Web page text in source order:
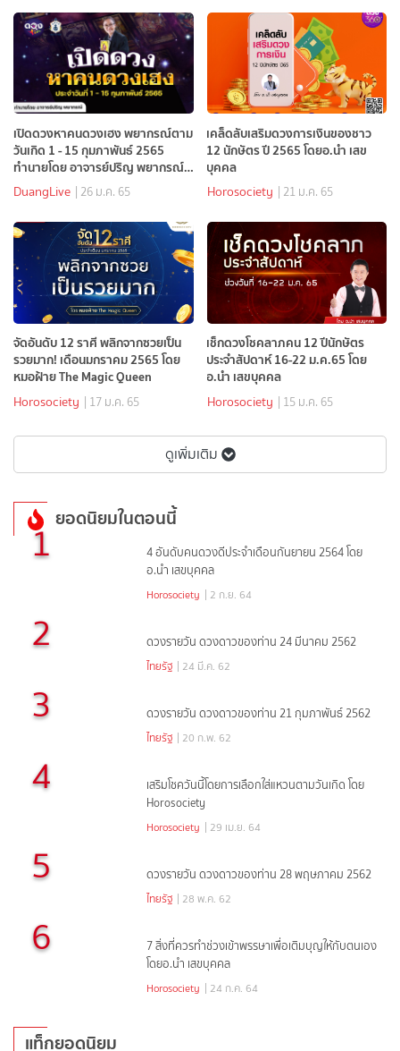
เปิดดวงหาคนดวงเฮง พยากรณ์ตาม
วันเกิด 1 - 15 กุมภาพันธ์ 2565
ทำนายโดย อาจารย์ปริญ พยากรณ์
แห่งดวงlive
DuangLive | 26 ม.ค. 65
เคล็ดลับเสริมดวงการเงินของชาว
12 นักษัตร ปี 2565 โดยอ.นำ เสข
บุคคล
Horosociety | 21 ม.ค. 65
จัดอันดับ 12 ราศี พลิกจากซวยเป็น
รวยมาก! เดือนมกราคม 2565 โดย
หมอฝ้าย The Magic Queen
Horosociety | 17 ม.ค. 65
เช็กดวงโชคลาภคน 12 ปีนักษัตร
ประจำสัปดาห์ 16-22 ม.ค.65 โดย
อ.นำ เสขบุคคล
Horosociety | 15 ม.ค. 65
ดูเพิ่มเติม
ยอดนิยมในตอนนี้
1
4 อันดับคนดวงดีประจำเดือนกันยายน 2564 โดย
อ.นำ เสขบุคคล
Horosociety | 2 ก.ย. 64
2 ดวงรายวัน ดวงดาวของท่าน 24 มีนาคม 2562
ไทยรัฐ | 24 มี.ค. 62
3 ดวงรายวัน ดวงดาวของท่าน 21 กุมภาพันธ์ 2562
ไทยรัฐ | 20 ก.พ. 62
4
เสริมโชควันนี้โดยการเลือกใส่แหวนตามวันเกิด โดย
Horosociety
Horosociety | 29 เม.ย. 64
5 ดวงรายวัน ดวงดาวของท่าน 28 พฤษภาคม 2562
ไทยรัฐ | 28 พ.ค. 62
6
7 สิ่งที่ควรทำช่วงเข้าพรรษาเพื่อเติมบุญให้กับตนเอง
โดยอ.นำ เสขบุคคล
Horosociety | 24 ก.ค. 64
แท็กยอดนิยม